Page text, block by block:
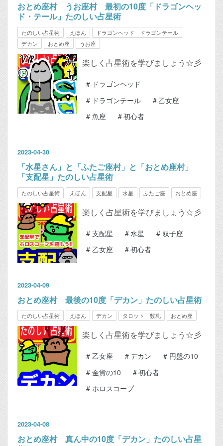
おとめ座村 うお座村 最初の10度「ドラゴンヘッ
ド・テール」たのしい占星術
たのしい占星術 えほん
ドラゴンヘッド ドラゴンテール
デカン
おとめ座 うお座
楽しく占星術を学びましょう☆彡
# ドラゴンヘッド
# ドラゴンテール #乙女座
# 魚座 #初心者
2023-04-30
「水星さん」と「ふたご座村」と「おとめ座村」
「支配星」たのしい占星術
たのしい占星術 えほん 支配星 水星 ふたご座 おとめ座
楽しく占星術を学びましょう☆彡
# 支配星 #水星 # 双子座
# 乙女座 #初心者
2023-04-09
おとめ座村 最後の10度「デカン」たのしい占星術
たのしい占星術 えほん デカン タロット 数札 おとめ座
楽しく占星術を学びましょう☆彡
# 乙女座 #デカン # 円盤の10
# 金貨の10 #初心者
# ホロスコープ
2023-04-08
おとめ座村 真ん中の10度「デカン」たのしい占星